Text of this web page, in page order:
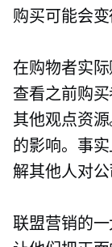
购买可能会变
在购物者实
查看之前购
其他观点资
的影响。事
解其他人对公
联盟营销的一